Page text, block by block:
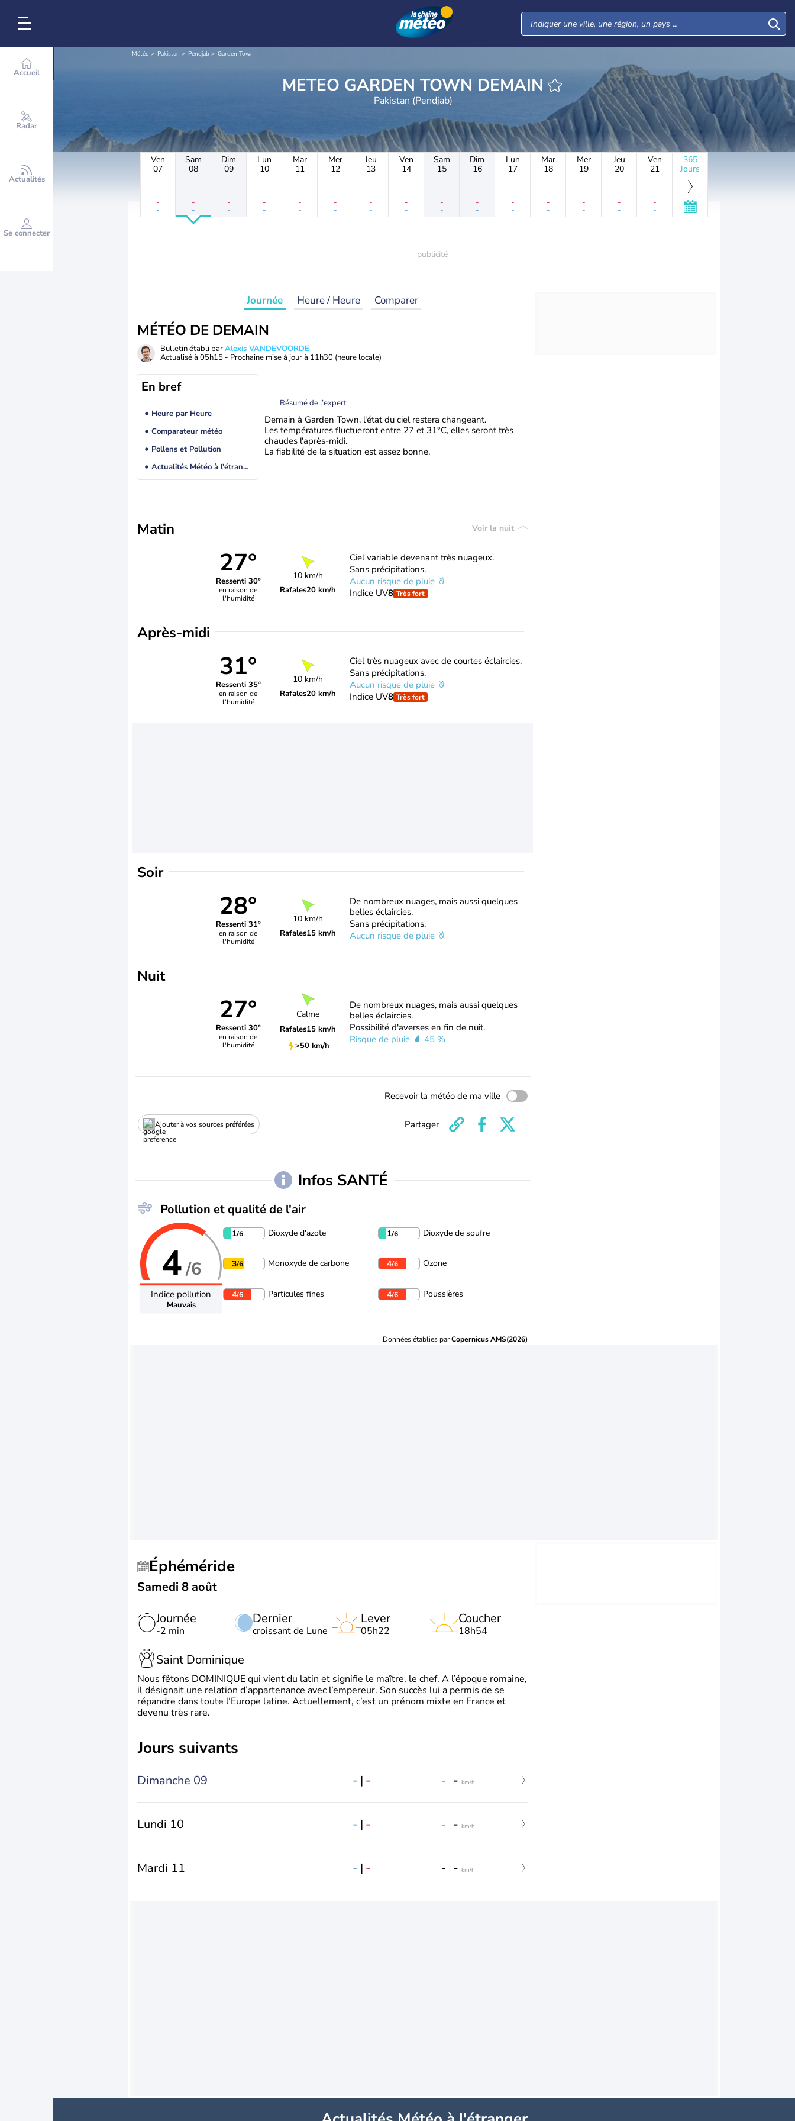
Accueil
Radar
Actualités
Se connecter
Météo Pakistan Pendjab Garden Town
METEO GARDEN TOWN DEMAIN
Pakistan (Pendjab)
Ven
07
-
-
Sam
08
-
-
Dim
09
-
-
Lun
10
-
-
Mar
11
-
-
Mer
12
-
-
Jeu
13
-
-
Ven
14
-
-
Sam
15
-
-
Dim
16
-
-
Lun
17
-
-
Mar
18
-
-
Mer
19
-
-
Jeu
20
-
-
Ven
21
-
-
365
Jours
Journée Heure / Heure Comparer
MÉTÉO DE DEMAIN
Bulletin établi parAlexis VANDEVOORDE
Actualisé à 05h15 - Prochaine mise à jour à 11h30 (heure locale)
En bref
Heure par Heure
Comparateur météo
Pollens et Pollution
Actualités Météo à l'étranger
Résumé de l’expert
Demain à Garden Town, l'état du ciel restera changeant.
Les températures fluctueront entre 27 et 31°C, elles seront très
chaudes l'après-midi.
La fiabilité de la situation est assez bonne.
Matin Voir la nuit
27°
Ressenti 30°
en raison de
l'humidité
10 km/h
Rafales20 km/h
Ciel variable devenant très nuageux.
Sans précipitations.
Aucun risque de pluie
Indice UV8 Très fort
Après-midi
31°
Ressenti 35°
en raison de
l'humidité
10 km/h
Rafales20 km/h
Ciel très nuageux avec de courtes éclaircies.
Sans précipitations.
Aucun risque de pluie
Indice UV8 Très fort
Soir
28°
Ressenti 31°
en raison de
l'humidité
10 km/h
Rafales15 km/h
De nombreux nuages, mais aussi quelques
belles éclaircies.
Sans précipitations.
Aucun risque de pluie
Nuit
27°
Ressenti 30°
en raison de
l'humidité
Calme
Rafales15 km/h
>50 km/h
De nombreux nuages, mais aussi quelques
belles éclaircies.
Possibilité d'averses en fin de nuit.
Risque de pluie
45 %
Recevoir la météo de ma ville
Ajouter à vos sources préférées Partager
Infos SANTÉ
Pollution et qualité de l'air
4/6
Indice pollution
Mauvais
1/6 Dioxyde d'azote 1/6 Dioxyde de soufre
3/6 Monoxyde de carbone 4/6 Ozone
4/6 Particules fines 4/6 Poussières
Données établies parCopernicus AMS(2026)
Éphéméride
Samedi 8 août
Journée
-2 min
Dernier
croissant de Lune
Lever
05h22
Coucher
18h54
Saint Dominique
Nous fêtons DOMINIQUE qui vient du latin et signifie le maître, le chef. A l’époque romaine,
il désignait une relation d’appartenance avec l’empereur. Son succès lui a permis de se
répandre dans toute l’Europe latine. Actuellement, c’est un prénom mixte en France et
devenu très rare.
jours suivants
Dimanche 09 - | - - - km/h
Lundi 10 - | - - - km/h
Mardi 11 - | - - - km/h